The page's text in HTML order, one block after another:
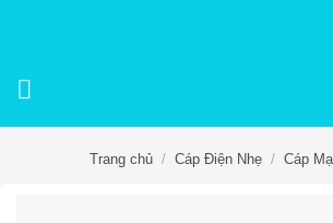
Trang chủ / Cáp Điện Nhẹ / Cáp